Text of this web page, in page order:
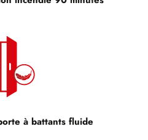
à battants fluide